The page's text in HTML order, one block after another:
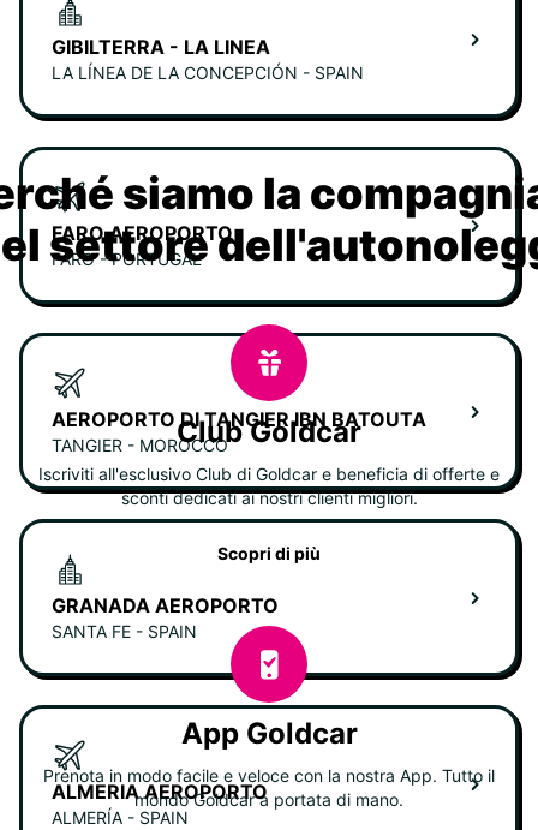
GIBILTERRA - LA LINEA
LA LÍNEA DE LA CONCEPCIÓN - SPAIN
FARO AEROPORTO
FARO - PORTUGAL
AEROPORTO DI TANGIER IBN BATOUTA
TANGIER - MOROCCO
GRANADA AEROPORTO
SANTA FE - SPAIN
ALMERIA AEROPORTO
ALMERÍA - SPAIN
siamo la
settore
Club Goldcar
Iscriviti all'esclusivo Club di Goldcar e beneficia di offerte e
sconti dedicati ai nostri clienti migliori.
Scopri di più
App Goldcar
Prenota in modo facile e veloce con la nostra App. Tutto il
mondo Goldcar a portata di mano.